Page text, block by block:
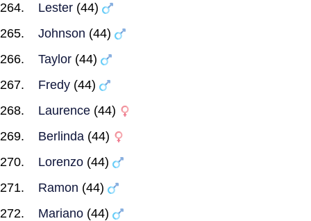
Lester (44)
Johnson (44)
Taylor (44)
Fredy (44)
Laurence (44)
Berlinda (44)
Lorenzo (44)
Ramon (44)
Mariano (44)